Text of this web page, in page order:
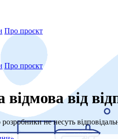
Про проєкт
Про проєкт
від
не несуть